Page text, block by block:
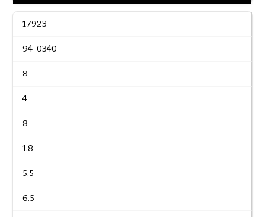
17923
94-0340
8
4
8
1.8
5.5
6.5